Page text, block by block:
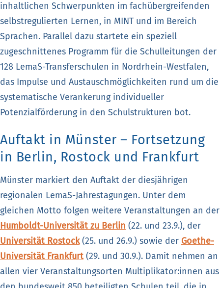
inhaltlichen Schwerpunkten im fachübergreifenden
selbstregulierten Lernen, in MINT und im Bereich
Sprachen. Parallel dazu startete ein speziell
zugeschnittenes Programm für die Schulleitungen der
128 LemaS-Transferschulen in Nordrhein-Westfalen,
das Impulse und Austauschmöglichkeiten rund um die
systematische Verankerung individueller
Potenzialförderung in den Schulstrukturen bot.
Auftakt in Münster – Fortsetzung
in Berlin, Rostock und Frankfurt
Münster markiert den Auftakt der diesjährigen
regionalen LemaS-Jahrestagungen. Unter dem
gleichen Motto folgen weitere Veranstaltungen an der
Humboldt-Universität zu Berlin (22. und 23.9.), der
Universität Rostock(25. und 26.9.) sowie der Goethe-
Universität Frankfurt (29. und 30.9.). Damit nehmen an
allen vier Veranstaltungsorten Multiplikator:innen aus